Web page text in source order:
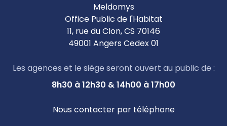
Meldomys
Office Public de l'Habitat
11, rue du Clon, CS 70146
49001 Angers Cedex 01
Les agences et le siège seront ouvert au public de :
8h30 à 12h30 & 14h00 à 17h00
Nous contacter par téléphone